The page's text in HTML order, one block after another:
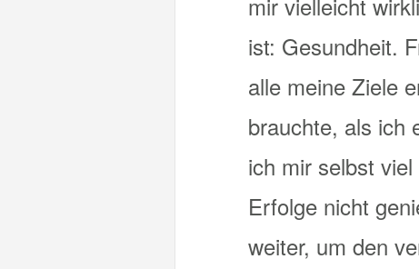
ist: Gesundheit.
alle meine Ziele
brauchte, als ich
ich mir selbst
Erfolge nicht
weiter, um den